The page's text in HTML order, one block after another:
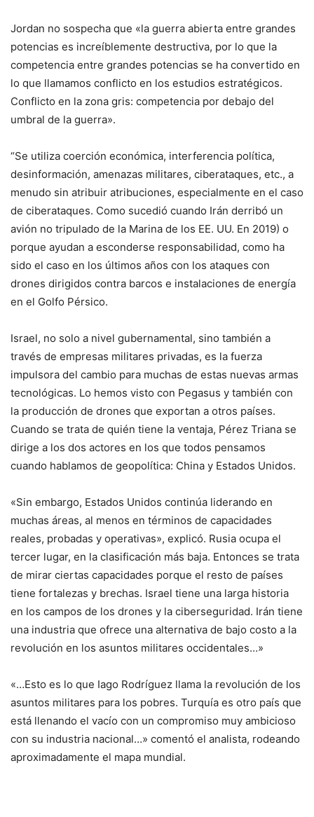
Jordan no sospecha que «la guerra abierta entre grandes
potencias es increíblemente destructiva, por lo que la
competencia entre grandes potencias se ha convertido en
lo que llamamos conflicto en los estudios estratégicos.
Conflicto en la zona gris: competencia por debajo del
umbral de la guerra».
“Se utiliza coerción económica, interferencia política,
desinformación, amenazas militares, ciberataques, etc., a
menudo sin atribuir atribuciones, especialmente en el caso
de ciberataques. Como sucedió cuando Irán derribó un
avión no tripulado de la Marina de los EE. UU. En 2019) o
porque ayudan a esconderse responsabilidad, como ha
sido el caso en los últimos años con los ataques con
drones dirigidos contra barcos e instalaciones de energía
en el Golfo Pérsico.
Israel, no solo a nivel gubernamental, sino también a
través de empresas militares privadas, es la fuerza
impulsora del cambio para muchas de estas nuevas armas
tecnológicas. Lo hemos visto con Pegasus y también con
la producción de drones que exportan a otros países.
Cuando se trata de quién tiene la ventaja, Pérez Triana se
dirige a los dos actores en los que todos pensamos
cuando hablamos de geopolítica: China y Estados Unidos.
«Sin embargo, Estados Unidos continúa liderando en
muchas áreas, al menos en términos de capacidades
reales, probadas y operativas», explicó. Rusia ocupa el
tercer lugar, en la clasificación más baja. Entonces se trata
de mirar ciertas capacidades porque el resto de países
tiene fortalezas y brechas. Israel tiene una larga historia
en los campos de los drones y la ciberseguridad. Irán tiene
una industria que ofrece una alternativa de bajo costo a la
revolución en los asuntos militares occidentales…»
«…Esto es lo que Iago Rodríguez llama la revolución de los
asuntos militares para los pobres. Turquía es otro país que
está llenando el vacío con un compromiso muy ambicioso
con su industria nacional…» comentó el analista, rodeando
aproximadamente el mapa mundial.